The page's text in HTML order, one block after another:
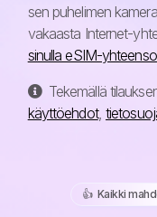
sen puhelimen
vakaasta Internet-
sinulla eSIM-
Tekemällä
käyttöehdot,
👍️ Kaikki